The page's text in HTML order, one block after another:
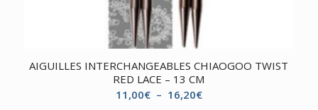
AIGUILLES INTERCHANGEABLES CHIAOGOO TWIST
RED LACE – 13 CM
11,00€ – 16,20€Plage